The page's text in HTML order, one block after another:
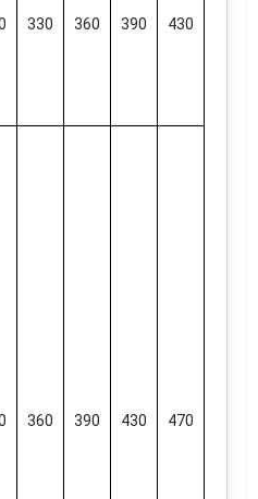
330 360 390 430
360 390 430 470